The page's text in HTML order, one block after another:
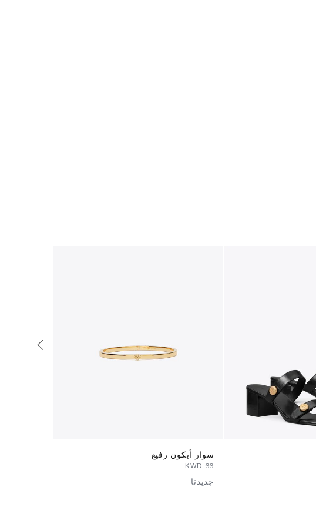
سوار أيكون رفيع
جديدنا